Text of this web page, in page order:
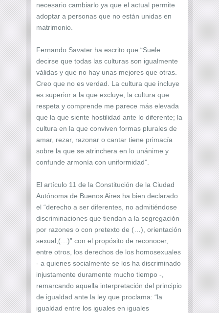
necesario cambiarlo ya que el actual permite
adoptar a personas que no están unidas en
matrimonio.
Fernando Savater ha escrito que “Suele
decirse que todas las culturas son igualmente
válidas y que no hay unas mejores que otras.
Creo que no es verdad. La cultura que incluye
es superior a la que excluye; la cultura que
respeta y comprende me parece más elevada
que la que siente hostilidad ante lo diferente; la
cultura en la que conviven formas plurales de
amar, rezar, razonar o cantar tiene primacía
sobre la que se atrinchera en lo unánime y
confunde armonía con uniformidad”.
El artículo 11 de la Constitución de la Ciudad
Autónoma de Buenos Aires ha bien declarado
el “derecho a ser diferentes, no admitiéndose
discriminaciones que tiendan a la segregación
por razones o con pretexto de (…), orientación
sexual,(…)” con el propósito de reconocer,
entre otros, los derechos de los homosexuales
- a quienes socialmente se los ha discriminado
injustamente duramente mucho tiempo -,
remarcando aquella interpretación del principio
de igualdad ante la ley que proclama: “la
igualdad entre los iguales en iguales